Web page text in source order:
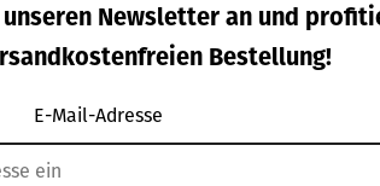
Newsletter an und
Bestellung!
E-Mail-Adresse